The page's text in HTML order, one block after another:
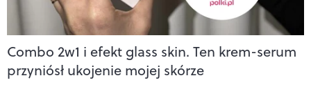
Combo 2w1 i efekt glass skin. Ten krem-serum
przyniósł ukojenie mojej skórze